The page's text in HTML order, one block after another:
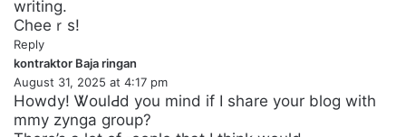
writing.
Cheeｒs!
Reply
kontraktor Baja ringan
a
y
s
August 31, 2025 at 4:17 pm
Howdy! ᏔoulԀd you mind if I share уour blog with
mmy zynga group?